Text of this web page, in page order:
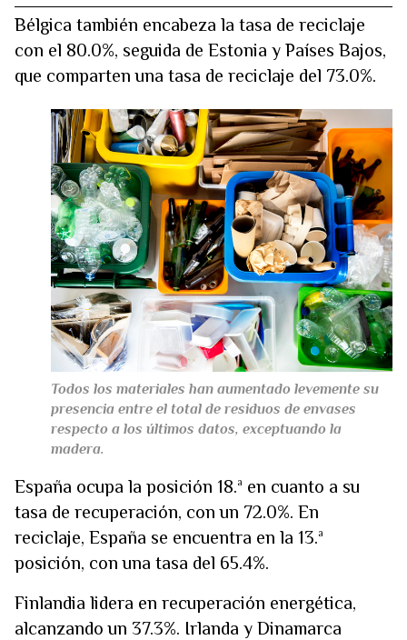
Bélgica también encabeza la tasa de reciclaje
con el 80.0%, seguida de Estonia y Países Bajos,
que comparten una tasa de reciclaje del 73.0%.
Todos los materiales han aumentado levemente su
presencia entre el total de residuos de envases
respecto a los últimos datos, exceptuando la
madera.
España ocupa la posición 18.ª en cuanto a su
tasa de recuperación, con un 72.0%. En
reciclaje, España se encuentra en la 13.ª
posición, con una tasa del 65.4%.
Finlandia lidera en recuperación energética,
alcanzando un 37.3%. Irlanda y Dinamarca